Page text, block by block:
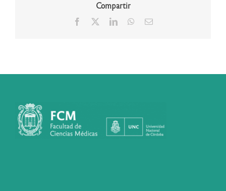
Compartir
Facebook LinkedInWhatsApp
Correo